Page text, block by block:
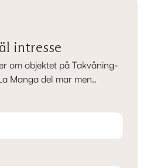
intresse
om objektet på Takvåning-
Manga del mar men..